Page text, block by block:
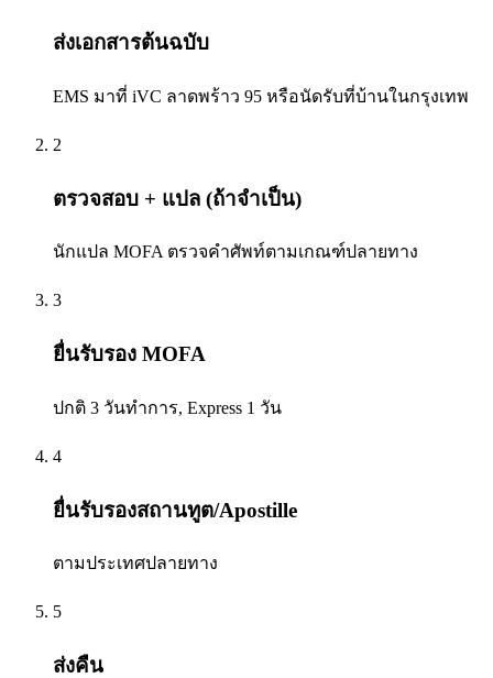
ส่งเอกสารต้นฉบับ
EMS มาที่ iVC ลาดพร้าว 95 หรือนัดรับที่บ้านในกรุงเทพ
2
ตรวจสอบ + แปล (ถ้าจำเป็น)
นักแปล MOFA ตรวจคำศัพท์ตามเกณฑ์ปลายทาง
3
ยื่นรับรอง MOFA
ปกติ 3 วันทำการ, Express 1 วัน
4
ยื่นรับรองสถานทูต/Apostille
ตามประเทศปลายทาง
5
ส่งคืน